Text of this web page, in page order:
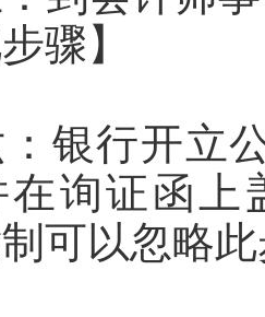
骤】
银行开立
在询证函上
制可以忽略